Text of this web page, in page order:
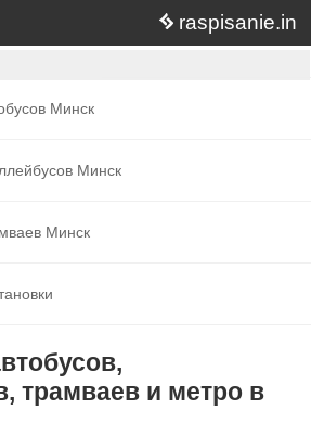
raspisanie.in
Минск
Минск
Минск
трамваев и метро в